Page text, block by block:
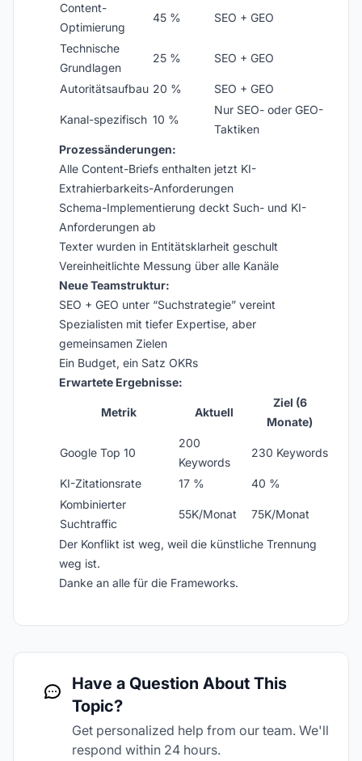
Content-
Optimierung
45 % SEO + GEO
Technische
Grundlagen
25 % SEO + GEO
Autoritätsaufbau 20 % SEO + GEO
Kanal-spezifisch 10 %
Nur SEO- oder GEO-
Taktiken
Prozessänderungen:
Alle Content-Briefs enthalten jetzt KI-
Extrahierbarkeits-Anforderungen
Schema-Implementierung deckt Such- und KI-
Anforderungen ab
Texter wurden in Entitätsklarheit geschult
Vereinheitlichte Messung über alle Kanäle
Neue Teamstruktur:
SEO + GEO unter “Suchstrategie” vereint
Spezialisten mit tiefer Expertise, aber
gemeinsamen Zielen
Ein Budget, ein Satz OKRs
Erwartete Ergebnisse:
Metrik Aktuell
Ziel (6
Monate)
Google Top 10
200
Keywords
230 Keywords
KI-Zitationsrate 17 %
40 %
Kombinierter
Suchtraffic
55K/Monat 75K/Monat
Der Konflikt ist weg, weil die künstliche Trennung
weg ist.
Danke an alle für die Frameworks.
Have a Question About This
Topic?
Get personalized help from our team. We'll
respond within 24 hours.